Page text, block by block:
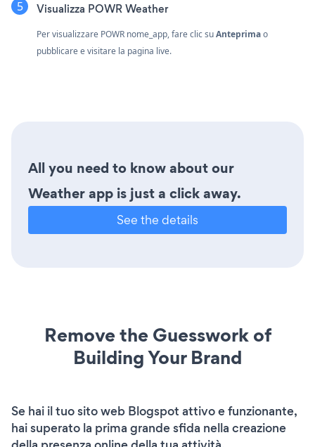
Visualizza POWR Weather
Per visualizzare POWR nome_app, fare clic suAnteprimao
pubblicare e visitare la pagina live.
All you need to know about our
Weather app is just a click away.
See the details
Remove the Guesswork of
Building Your Brand
Se hai il tuo sito web Blogspot attivo e funzionante,
hai superato la prima grande sfida nella creazione